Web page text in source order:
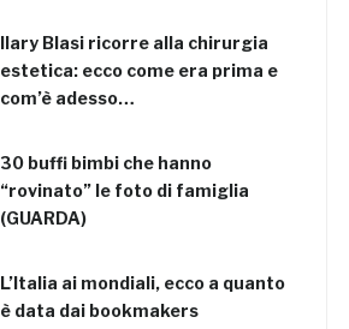
Ilary Blasi ricorre alla chirurgia
estetica: ecco come era prima e
com’è adesso…
30 buffi bimbi che hanno
“rovinato” le foto di famiglia
(GUARDA)
L’Italia ai mondiali, ecco a quanto
è data dai bookmakers